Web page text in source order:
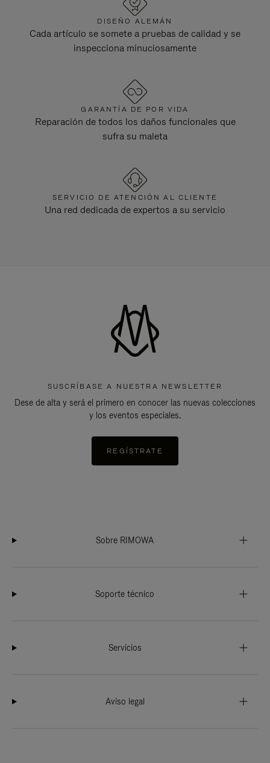
DISEÑO ALEMÁN
Cada artículo se somete a pruebas de calidad y se
inspecciona minuciosamente
GARANTÍA DE POR VIDA
Reparación de todos los daños funcionales que
sufra su maleta
SERVICIO DE ATENCIÓN AL CLIENTE
Una red dedicada de expertos a su servicio
SUSCRÍBASE A NUESTRA NEWSLETTER
Dese de alta y será el primero en conocer las nuevas colecciones
y los eventos especiales.
REGÍSTRATE
Sobre RIMOWA
Soporte técnico
Servicios
Aviso legal